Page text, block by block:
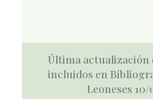
Última actualización
incluidos en
Leoneses